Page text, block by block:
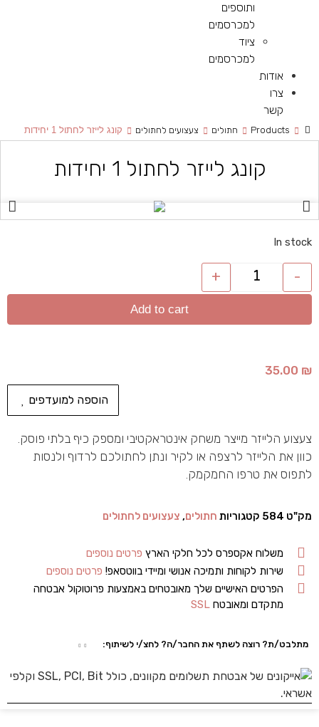
ותוספים
למכרסמים
ציוד
למכרסמים
אודות
צרו
קשר
Products חתולים צעצועים לחתולים קונג לייזר לחתול 1 יחידות
קונג לייזר לחתול 1 יחידות
In stock
-
+
Add to cart
35.00 ₪
הוספה למועדפים
צעצוע הלייזר מייצר משחק אינטראקטיבי ומספק כיף בלתי פוסק.
כוון את הלייזר לרצפה או לקיר ונתן לחתולכם לרדוף ולנסות
לתפוס את טרפו החמקמק.
מק"ט 584 קטגוריות חתולים, צעצועים לחתולים
משלוח אקספרס לכל חלקי הארץ פרטים נוספים
שירות לקוחות ותמיכה אנושי ומיידי בווטסאפ! פרטים נוספים
הפרטים האישיים שלך מאובטחים באמצעות פרוטוקול אבטחה
מתקדם ומאובטחSSL
מתלבט/ת? רוצה לשתף את החבר/ה? לחצ/י לשיתוף: